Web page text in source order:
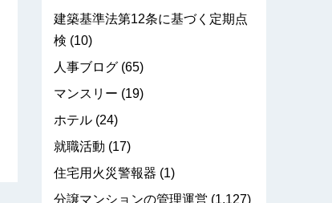
建築基準法第12条に基づく定期点
検 (10)
人事ブログ (65)
マンスリー (19)
ホテル (24)
就職活動 (17)
住宅用火災警報器 (1)
分譲マンションの管理運営 (1,127)